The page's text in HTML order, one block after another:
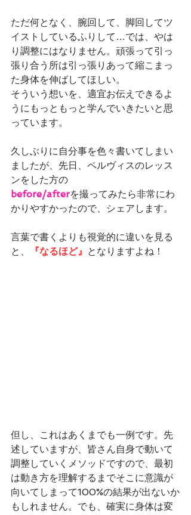
ただ何となく、腕回して、脚回してツ
イストしているふりして…では、やは
り調整にはなりません。頑張って引っ
張り合う所は引っ張りあって縮こまっ
た身体を伸ばしてほしい。
そういう想いを、適宜お伝えできるよ
うにもっともっと学んでいきたいと思
っています。
久しぶりに自分事を色々書いてしまい
ましたが、先日、ペルヴィスのレッス
ンをした方の
before/afterを撮ってみたら非常にわ
かりやすかったので、シェアします。
言葉で書くよりも視覚的に違いを見る
と、
『なるほど』 となりますよね！
但し、これはあくまでも一例です。先
述していますが、皆さん自身で動いて
調整していくメソッドですので、最初
は動き方を理解するまでそこに意識が
向いてしまって100%の結果が出ないか
もしれません。でも、確実に身体は変